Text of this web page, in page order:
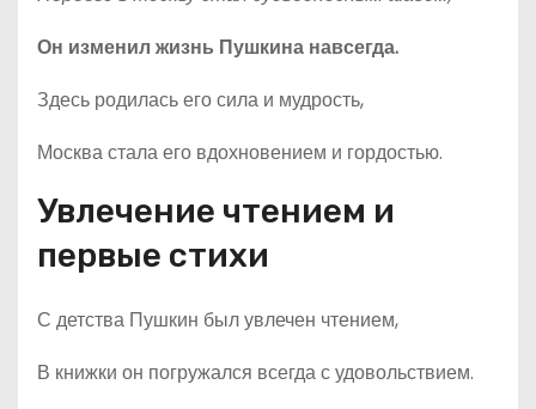
Он изменил жизнь Пушкина навсегда.
Здесь родилась его сила и мудрость,
Москва стала его вдохновением и гордостью.
Увлечение чтением и
первые стихи
С детства Пушкин был увлечен чтением,
В книжки он погружался всегда с удовольствием.